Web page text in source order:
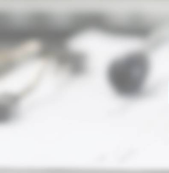
Panneau de gestion des cookies